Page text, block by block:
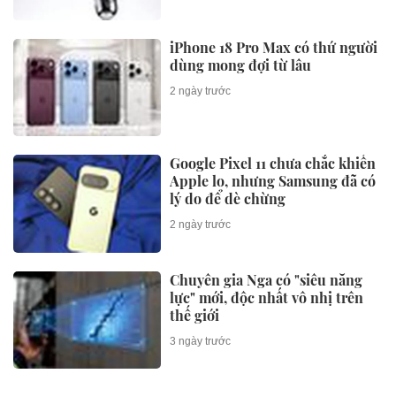
iPhone 18 Pro Max có thứ người
dùng mong đợi từ lâu
2 ngày trước
Google Pixel 11 chưa chắc khiến
Apple lo, nhưng Samsung đã có
lý do để dè chừng
2 ngày trước
Chuyên gia Nga có "siêu năng
lực" mới, độc nhất vô nhị trên
thế giới
3 ngày trước